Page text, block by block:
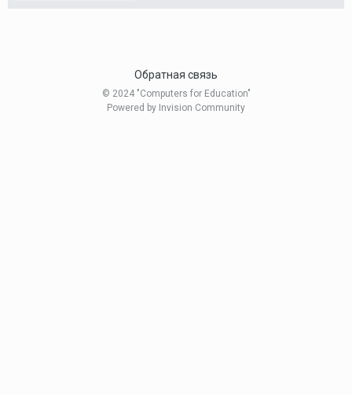
Обратная связь
© 2024 "Computers for Education"
Powered by Invision Community